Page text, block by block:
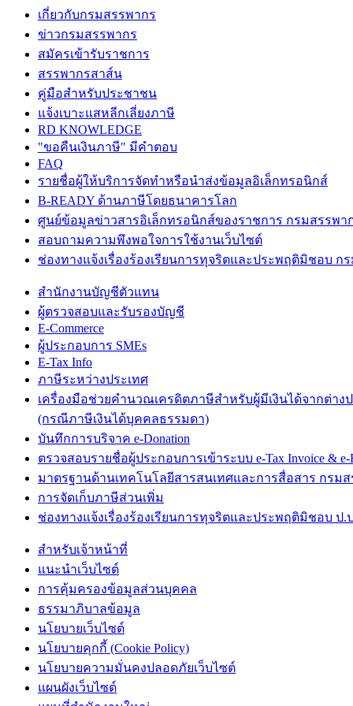
เกี่ยวกับกรมสรรพากร
ข่าวกรมสรรพากร
สมัครเข้ารับราชการ
สรรพากรสาส์น
คู่มือสำหรับประชาชน
แจ้งเบาะแสหลีกเลี่ยงภาษี
RD KNOWLEDGE
"ขอคืนเงินภาษี" มีคำตอบ
FAQ
รายชื่อผู้ให้บริการจัดทำหรือนำส่งข้อมูลอิเล็กทรอนิกส์
B-READY ด้านภาษีโดยธนาคารโลก
ศูนย์ข้อมูลข่าวสารอิเล็กทรอนิกส์ของราชการ กรมสรรพา
สอบถามความพึงพอใจการใช้งานเว็บไซต์
ช่องทางแจ้งเรื่องร้องเรียนการทุจริตและประพฤติมิชอบ ก
สำนักงานบัญชีตัวแทน
ผู้ตรวจสอบและรับรองบัญชี
E-Commerce
ผู้ประกอบการ SMEs
E-Tax Info
ภาษีระหว่างประเทศ
เครื่องมือช่วยคำนวณเครดิตภาษีสำหรับผู้มีเงินได้จากต่าง
(กรณีภาษีเงินได้บุคคลธรรมดา)
บันทึกการบริจาค e-Donation
ตรวจสอบรายชื่อผู้ประกอบการเข้าระบบ e-Tax Invoice & e-
มาตรฐานด้านเทคโนโลยีสารสนเทศและการสื่อสาร กรมส
การจัดเก็บภาษีส่วนเพิ่ม
ช่องทางแจ้งเรื่องร้องเรียนการทุจริตและประพฤติมิชอบ ป.
สำหรับเจ้าหน้าที่
แนะนำเว็บไซต์
การคุ้มครองข้อมูลส่วนบุคคล
ธรรมาภิบาลข้อมูล
นโยบายเว็บไซต์
นโยบายคุกกี้ (Cookie Policy)
นโยบายความมั่นคงปลอดภัยเว็บไซต์
แผนผังเว็บไซต์